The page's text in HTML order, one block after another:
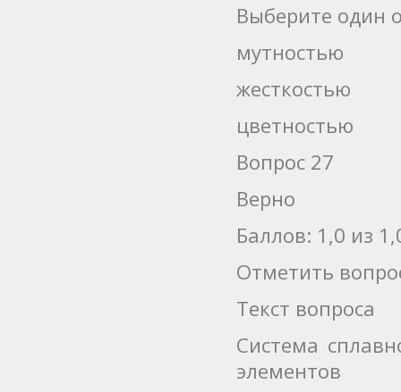
Выберите один
мутностью
жесткостью
цветностью
Вопрос 27
Верно
Баллов: 1,0 из
Отметить
Текст вопроса
Система
элементов